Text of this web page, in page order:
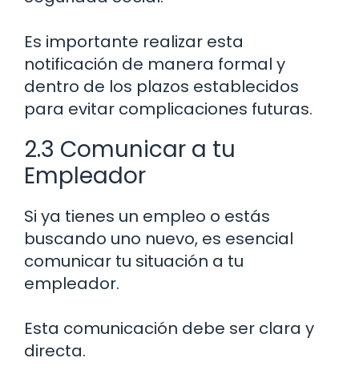
Es importante realizar esta
notificación de manera formal y
dentro de los plazos establecidos
para evitar complicaciones futuras.
2.3 Comunicar a tu
Empleador
Si ya tienes un empleo o estás
buscando uno nuevo, es esencial
comunicar tu situación a tu
empleador.
Esta comunicación debe ser clara y
directa.